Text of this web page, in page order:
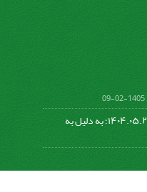
1405-02-09
عدم دسترسی به سایت در تاریخ ۱۴۰۴.۰۵.۲۷؛ به دلیل به